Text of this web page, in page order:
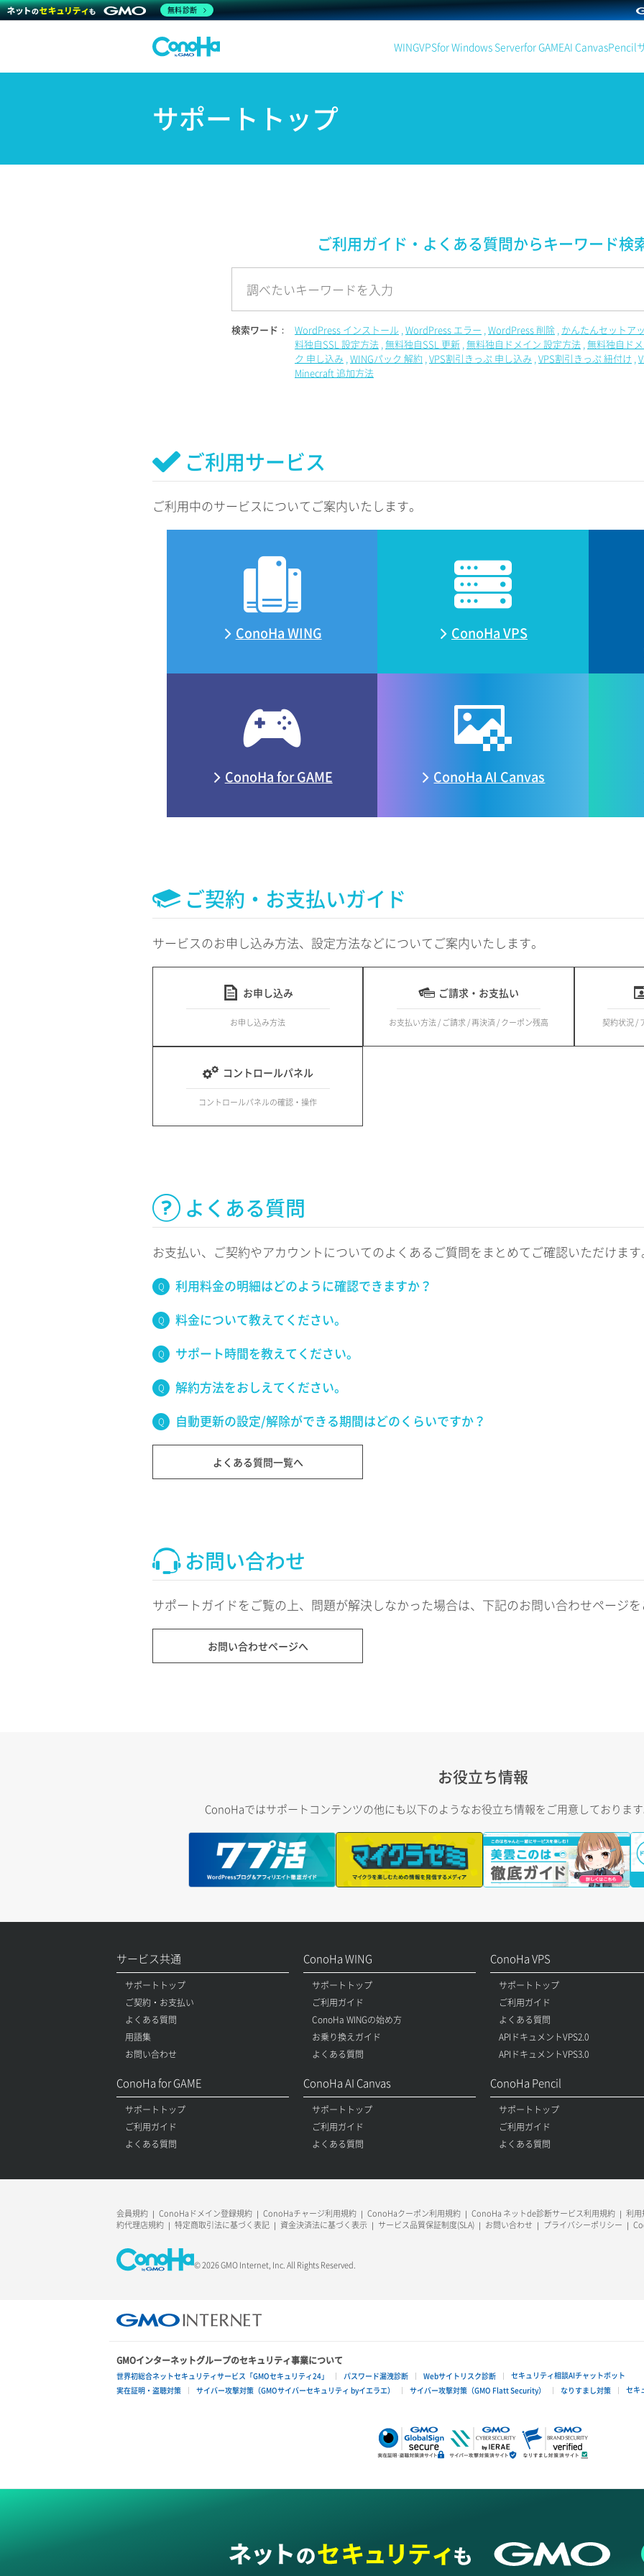
WINGVPSfor Windows Serverfor GAMEAI CanvasPencil
サポートトップ
ご利用ガイド・よくある質問からキーワード検
検索ワード： WordPress インストール WordPress エラー WordPress 削除 かんたんセットア
料独自SSL 設定方法 無料独自SSL 更新 無料独自ドメイン 設定方法 無料独自ド
ク 申し込み WINGパック 解約 VPS割引きっぷ 申し込み VPS割引きっぷ 紐付け
Minecraft 追加方法
ご利用サービス
ご利用中のサービスについてご案内いたします。
ConoHa WING ConoHa VPS
ConoHa for GAME ConoHaAI Canvas
ご契約・お支払いガイド
サービスのお申し込み方法、設定方法などについてご案内いたします。
お申し込み
お申し込み方法
ご請求・お支払い
お支払い方法 / ご請求 / 再決済 / クーポン残高 契約状況 /
コントロールパネル
コントロールパネルの確認・操作
よくある質問
お支払い、ご契約やアカウントについてのよくあるご質問をまとめてご確認いただけます
利用料金の明細はどのように確認できますか？
料金について教えてください。
サポート時間を教えてください。
解約方法をおしえてください。
自動更新の設定/解除ができる期間はどのくらいですか？
よくある質問一覧へ
お問い合わせ
サポートガイドをご覧の上、問題が解決しなかった場合は、下記のお問い合わせページを
お問い合わせページへ
お役立ち情報
ConoHaではサポートコンテンツの他にも以下のようなお役立ち情報をご用意しております
サービス共通
サポートトップ
ご契約・お支払い
よくある質問
用語集
お問い合わせ
ConoHa WING
サポートトップ
ご利用ガイド
ConoHa WINGの始め方
お乗り換えガイド
よくある質問
ConoHa VPS
サポートトップ
ご利用ガイド
よくある質問
APIドキュメントVPS2.0
APIドキュメントVPS3.0
ConoHa for GAME
サポートトップ
ご利用ガイド
よくある質問
ConoHa AI Canvas
サポートトップ
ご利用ガイド
よくある質問
ConoHa Pencil
サポートトップ
ご利用ガイド
よくある質問
会員規約 ConoHaドメイン登録規約 ConoHaチャージ利用規約 ConoHaクーポン利用規約 ConoHa ネットde診断サービス利用規約 利用
約代理店規約
特定商取引法に基づく表記 資金決済法に基づく表示 サービス品質保証制度(SLA) お問い合わせ プライバシーポリシー
© 2026 GMO Internet, Inc. All Rights Reserved.
GMOインターネットグループのセキュリティ事業について
世界初総合ネットセキュリティサービス「GMOセキュリティ24」 パスワード漏洩診断 Webサイトリスク診断
セキュリティ相談AIチャットボット
実在証明・盗聴対策
サイバー攻撃対策（GMOサイバーセキュリティ byイエラエ） サイバー攻撃対策（GMO Flatt Security） なりすまし対策 セキ
無料診断